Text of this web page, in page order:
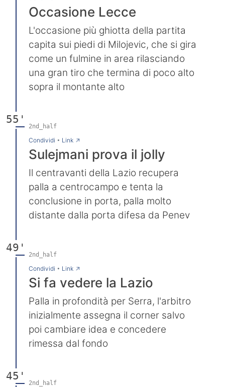
Occasione Lecce
L'occasione più ghiotta della partita
capita sui piedi di Milojevic, che si gira
come un fulmine in area rilasciando
una gran tiro che termina di poco alto
sopra il montante alto
55'
2nd_half
Condividi • Link→
Sulejmani prova il jolly
Il centravanti della Lazio recupera
palla a centrocampo e tenta la
conclusione in porta, palla molto
distante dalla porta difesa da Penev
49'
2nd_half
Condividi • Link→
Si fa vedere la Lazio
Palla in profondità per Serra, l'arbitro
inizialmente assegna il corner salvo
poi cambiare idea e concedere
rimessa dal fondo
45'
2nd_half